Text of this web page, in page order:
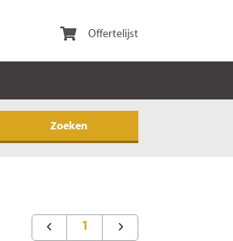
Offertelijst
1